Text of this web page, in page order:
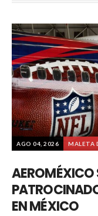
AGO 04, 2026 MALETA
AEROMÉXICO
EN MÉXICO